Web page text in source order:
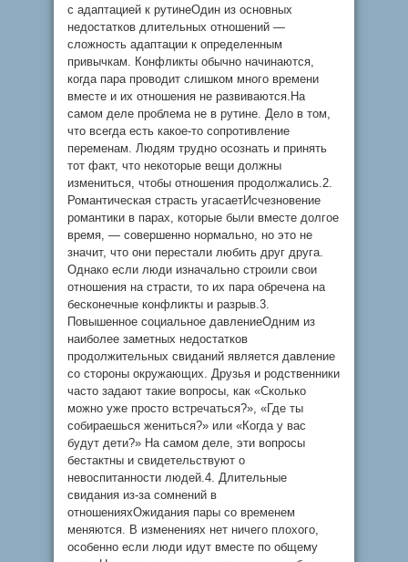
с адаптацией к рутинеОдин из основных
недостатков длительных отношений —
сложность адаптации к определенным
привычкам. Конфликты обычно начинаются,
когда пара проводит слишком много времени
вместе и их отношения не развиваются.На
самом деле проблема не в рутине. Дело в том,
что всегда есть какое-то сопротивление
переменам. Людям трудно осознать и принять
тот факт, что некоторые вещи должны
измениться, чтобы отношения продолжались.2.
Романтическая страсть угасаетИсчезновение
романтики в парах, которые были вместе долгое
время, — совершенно нормально, но это не
значит, что они перестали любить друг друга.
Однако если люди изначально строили свои
отношения на страсти, то их пара обречена на
бесконечные конфликты и разрыв.3.
Повышенное социальное давлениеОдним из
наиболее заметных недостатков
продолжительных свиданий является давление
со стороны окружающих. Друзья и родственники
часто задают такие вопросы, как «Сколько
можно уже просто встречаться?», «Где ты
собираешься жениться?» или «Когда у вас
будут дети?» На самом деле, эти вопросы
бестактны и свидетельствуют о
невоспитанности людей.4. Длительные
свидания из-за сомнений в
отношенияхОжидания пары со временем
меняются. В изменениях нет ничего плохого,
особенно если люди идут вместе по общему